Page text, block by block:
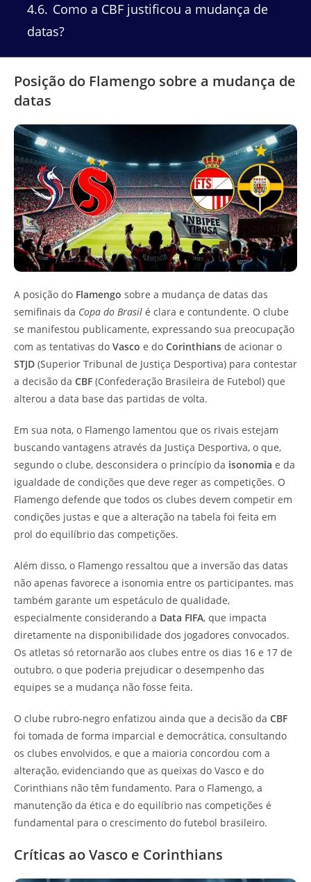
4.6 Como a CBF justificou a mudança de
datas?
Posição do Flamengo sobre a mudança de
datas
A posição do Flamengo sobre a mudança de datas das
semifinais da Copa do Brasil é clara e contundente. O clube
se manifestou publicamente, expressando sua preocupação
com as tentativas do Vasco e do Corinthians de acionar o
STJD (Superior Tribunal de Justiça Desportiva) para contestar
a decisão da CBF (Confederação Brasileira de Futebol) que
alterou a data base das partidas de volta.
Em sua nota, o Flamengo lamentou que os rivais estejam
buscando vantagens através da Justiça Desportiva, o que,
segundo o clube, desconsidera o princípio da isonomia e da
igualdade de condições que deve reger as competições. O
Flamengo defende que todos os clubes devem competir em
condições justas e que a alteração na tabela foi feita em
prol do equilíbrio das competições.
Além disso, o Flamengo ressaltou que a inversão das datas
não apenas favorece a isonomia entre os participantes, mas
também garante um espetáculo de qualidade,
especialmente considerando a Data FIFA, que impacta
diretamente na disponibilidade dos jogadores convocados.
Os atletas só retornarão aos clubes entre os dias 16 e 17 de
outubro, o que poderia prejudicar o desempenho das
equipes se a mudança não fosse feita.
O clube rubro-negro enfatizou ainda que a decisão da CBF
foi tomada de forma imparcial e democrática, consultando
os clubes envolvidos, e que a maioria concordou com a
alteração, evidenciando que as queixas do Vasco e do
Corinthians não têm fundamento. Para o Flamengo, a
manutenção da ética e do equilíbrio nas competições é
fundamental para o crescimento do futebol brasileiro.
Críticas ao Vasco e Corinthians